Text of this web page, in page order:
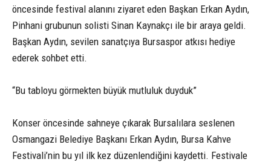
öncesinde festival alanını ziyaret eden Başkan Erkan Aydın,
Pinhani grubunun solisti Sinan Kaynakçı ile bir araya geldi.
Başkan Aydın, sevilen sanatçıya Bursaspor atkısı hediye
ederek sohbet etti.
“Bu tabloyu görmekten büyük mutluluk duyduk”
Konser öncesinde sahneye çıkarak Bursalılara seslenen
Osmangazi Belediye Başkanı Erkan Aydın, Bursa Kahve
Festivali’nin bu yıl ilk kez düzenlendiğini kaydetti. Festivale